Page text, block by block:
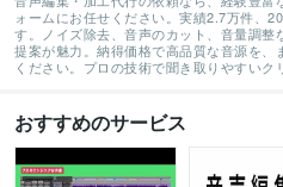
ォームにお任せください。実績2.7万件、
す。ノイズ除去、音声のカット、音量調
提案が魅力。納得価格で高品質な音源を
ください。プロの技術で聞き取りやすいク
おすすめのサービス